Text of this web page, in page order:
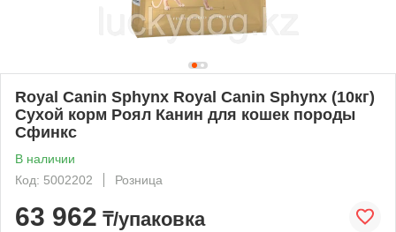
Royal Canin Sphynx Royal Canin Sphynx (10кг)
Сухой корм Роял Канин для кошек породы
Сфинкс
В наличии
Код: 5002202
Розница
63 962 ₸/упаковка